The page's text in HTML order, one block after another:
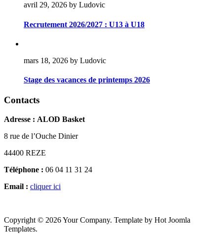
avril 29, 2026 by Ludovic
Recrutement 2026/2027 : U13 à U18
mars 18, 2026 by Ludovic
Stage des vacances de printemps 2026
Contacts
Adresse : ALOD Basket
8 rue de l’Ouche Dinier
44400 REZE
Téléphone : 06 04 11 31 24
Email : cliquer ici
Copyright © 2026 Your Company. Template by Hot Joomla
Templates.